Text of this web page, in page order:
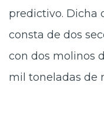
predictivo. Dicha
consta de dos
con dos molinos
mil toneladas de